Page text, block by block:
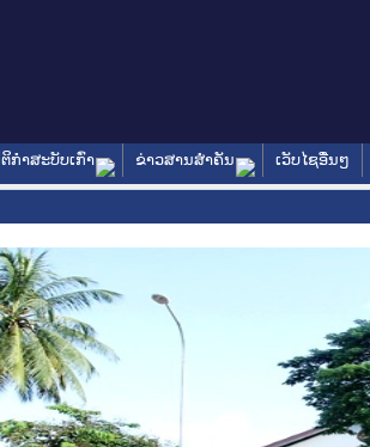
ກໍາສະບັບເກົ່າ ຂ່າວສານສໍາຄັນ ເວັບໄຊອື່ນໆ